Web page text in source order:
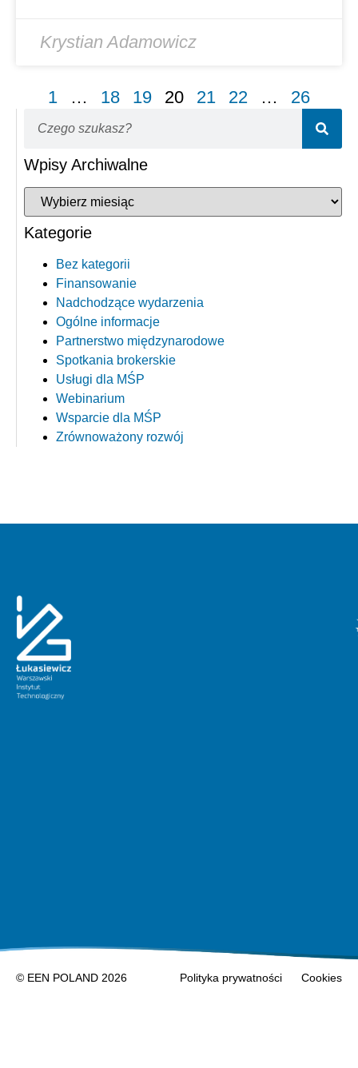
Krystian Adamowicz
1 … 18 19 20 21 22 … 26
Wpisy Archiwalne
Kategorie
Bez kategorii
Finansowanie
Nadchodzące wydarzenia
Ogólne informacje
Partnerstwo międzynarodowe
Spotkania brokerskie
Usługi dla MŚP
Webinarium
Wsparcie dla MŚP
Zrównoważony rozwój
© EEN POLAND 2026 Polityka prywatności Cookies